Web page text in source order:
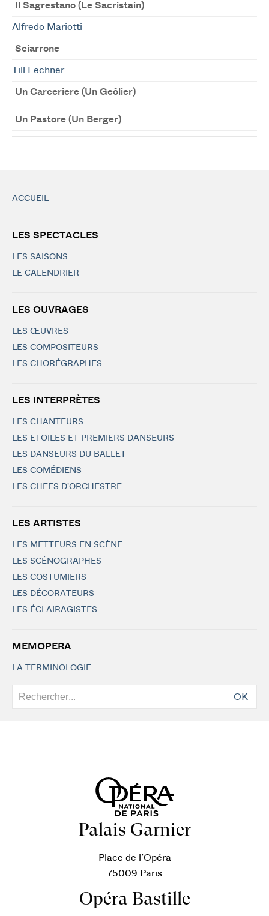
Il Sagrestano (Le Sacristain)
Alfredo Mariotti
Sciarrone
Till Fechner
Un Carceriere (Un Geôlier)
Un Pastore (Un Berger)
ACCUEIL
LES SPECTACLES
LES SAISONS
LE CALENDRIER
LES OUVRAGES
LES ŒUVRES
LES COMPOSITEURS
LES CHORÉGRAPHES
LES INTERPRÈTES
LES CHANTEURS
LES ETOILES ET PREMIERS DANSEURS
LES DANSEURS DU BALLET
LES COMÉDIENS
LES CHEFS D'ORCHESTRE
LES ARTISTES
LES METTEURS EN SCÈNE
LES SCÉNOGRAPHES
LES COSTUMIERS
LES DÉCORATEURS
LES ÉCLAIRAGISTES
MEMOPERA
LA TERMINOLOGIE
OK
Palais Garnier
Place de l’Opéra
75009 Paris
Opéra Bastille